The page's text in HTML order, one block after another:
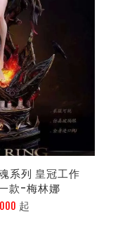
系列 皇冠工作
款-梅林娜
起